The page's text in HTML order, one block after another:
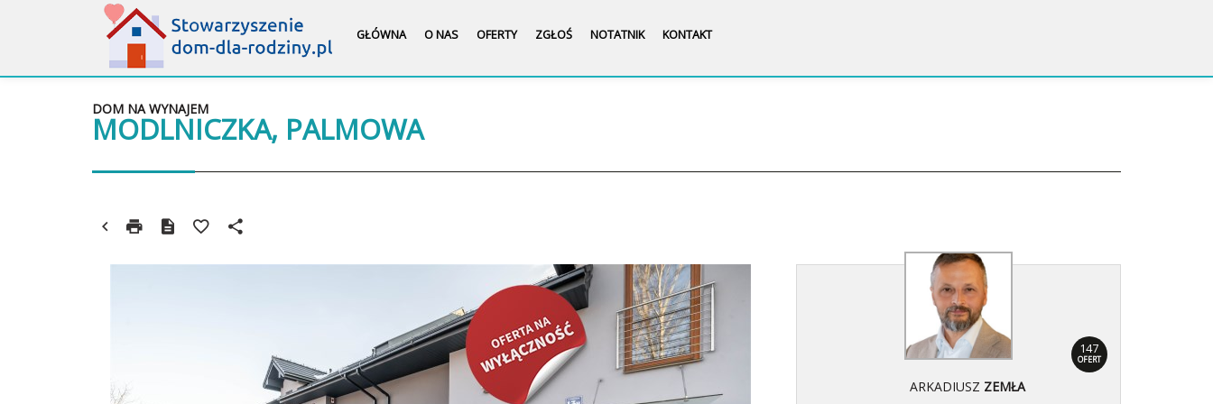
GŁÓWNA O NAS OFERTY ZGŁOŚ NOTATNIK KONTAKT
MODLNICZKA, PALMOWA
DOM NA WYNAJEM
147
OFERT
ARKADIUSZ ZEMŁA